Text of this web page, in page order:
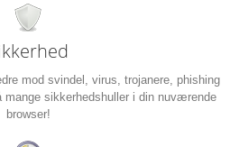
mod svindel, virus, trojanere, phishing
mange sikkerhedshuller i din nuværende
browser!